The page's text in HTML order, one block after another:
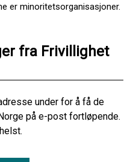
er minoritetsorganisasjoner.
fra Frivillighet
under for å få de
på e-post fortløpende.